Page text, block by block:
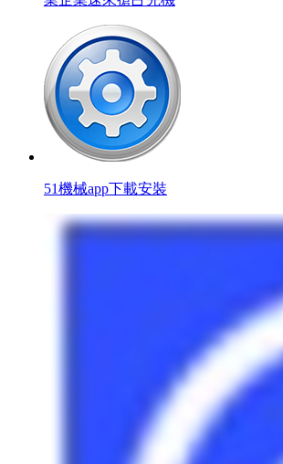
51機械app下載安裝